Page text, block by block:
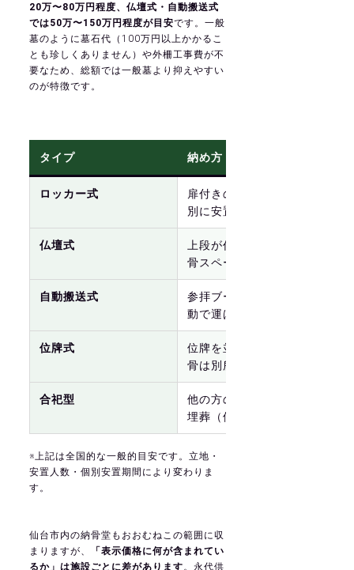
20万〜80万円程度、仏壇式・自動搬送式
では50万〜150万円程度が目安です。一般
墓のように墓石代（100万円以上かかるこ
とも珍しくありません）や外柵工事費が不
要なため、総額では一般墓より抑えやすい
のが特徴です。
タイプ 納め方
ロッカー式
扉付きの棚に骨壺を個
別に安置
仏壇式
上段が仏壇・下段が納
骨スペースの二段構造
自動搬送式
参拝ブースに遺骨が自
動で運ばれる都市型
位牌式
位牌を並べて祀り、遺
骨は別所で合同安置
合祀型
他の方の遺骨と一緒に
埋葬（個別安置なし）
※上記は全国的な一般的目安です。立地・
安置人数・個別安置期間により変わりま
す。
仙台市内の納骨堂もおおむねこの範囲に収
まりますが、
「表示価格に何が含まれてい
るか」は施設ごとに差があります。永代供